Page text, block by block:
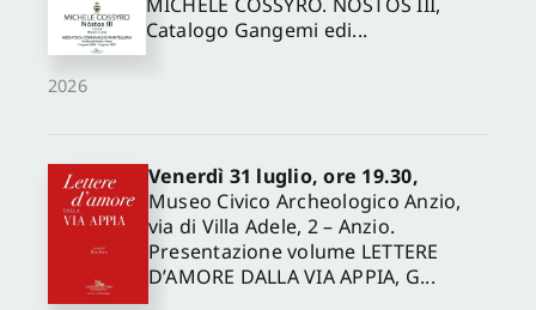
2026
MICHELE COSSYRO. NÓSTOS III,
Catalogo Gangemi edi...
Venerdì 31 luglio, ore 19.30,
Museo Civico Archeologico Anzio,
via di Villa Adele, 2 – Anzio.
Presentazione volume LETTERE
D’AMORE DALLA VIA APPIA, G...